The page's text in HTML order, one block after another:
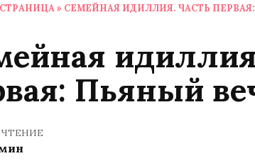
» СЕМЕЙНАЯ ИДИЛЛИЯ. ЧАСТЬ
Пьяный
ЧТЕНИЕ